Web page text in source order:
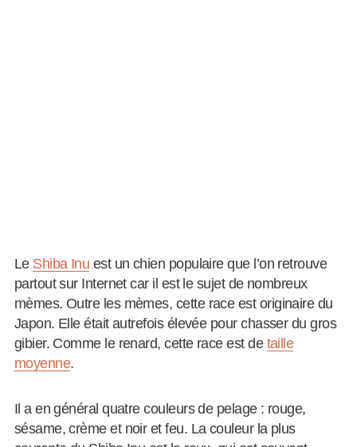
Le Shiba Inu est un chien populaire que l’on retrouve
partout sur Internet car il est le sujet de nombreux
mèmes. Outre les mèmes, cette race est originaire du
Japon. Elle était autrefois élevée pour chasser du gros
gibier. Comme le renard, cette race est de taille
moyenne.
Il a en général quatre couleurs de pelage : rouge,
sésame, crème et noir et feu. La couleur la plus